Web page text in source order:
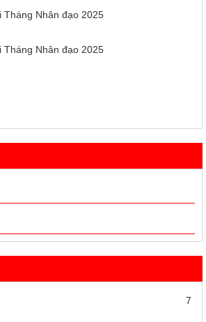
Nhân đạo 2025
Nhân đạo 2025
7